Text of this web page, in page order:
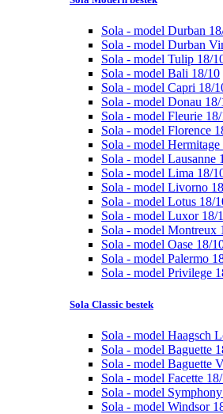
Sola - model Durban
Sola - model Durban
Sola - model Tulip 18/
Sola - model Bali 18/10
Sola - model Capri 18/
Sola - model Donau 18/
Sola - model Fleurie
Sola - model Florence
Sola - model Hermitage
Sola - model Lausanne
Sola - model Lima 18/
Sola - model Livorno
Sola - model Lotus 18/
Sola - model Luxor 18/
Sola - model Montreux
Sola - model Oase 18/
Sola - model Palermo
Sola - model Privilege
Sola Classic bestek
Sola - model Haagsch
Sola - model Baguette
Sola - model Baguette
Sola - model Facette
Sola - model
Sola - model Windsor